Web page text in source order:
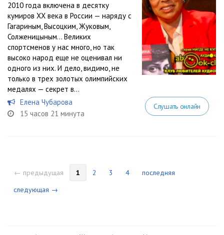
2010 года включена в десятку
кумиров ХХ века в России — наряду с
Гагариным, Высоцким, Жуковым,
Солженицыным… Великих
спортсменов у нас много, но так
высоко народ еще не оценивал ни
одного из них. И дело, видимо, не
только в трех золотых олимпийских
медалях — секрет в...
Елена Чубарова
15 часов 21 минута
Слушать онлайн
← предыдущая 1 2 3 4
последняя
следующая →